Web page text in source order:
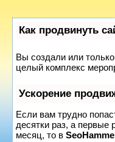
Как продвинуть
Вы создали или только
целый комплекс
Ускорение
Если вам трудно
десятки раз, а первые
месяц, то в